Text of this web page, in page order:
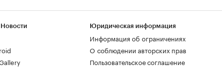
Юридическая информация
Информация об ограничениях
О соблюдении авторских прав
Пользовательское соглашение